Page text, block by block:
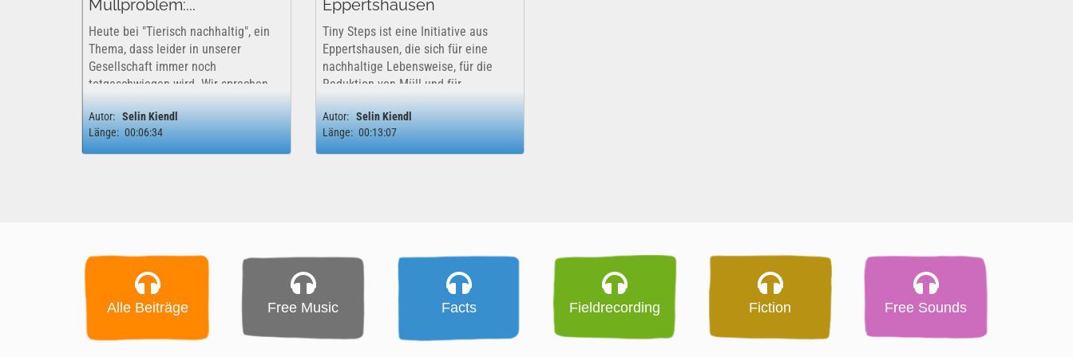
Müllproblem:...
Heute bei "Tierisch nachhaltig", ein
Thema, dass leider in unserer
Gesellschaft immer noch
totgeschwiegen wird. Wir sprechen
über das Tabu Thema Periode, also,
die Menstruation. Aber was hat die
Menstuation mit Nachhaltigkeit bzw.
mit Müllproduktion...
Autor: Selin Kiendl
Länge: 00:06:34
Eppertshausen
Tiny Steps ist eine Initiative aus
Eppertshausen, die sich für eine
nachhaltige Lebensweise, für die
Reduktion von Müll und für
Naturschutz einsetzt. Die Initiative
ist 2010 gestartet - mit
Müllsammelaktionen, an denen sich
viele BürgerInnen aus...
Autor: Selin Kiendl
Länge: 00:13:07
Alle Beiträge Free Music Facts Fieldrecording Fiction Free Sounds